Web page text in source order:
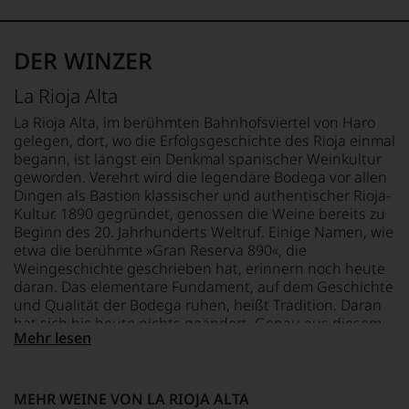
auf
hohem
sich
unsere
Weinselektion
bewegt.
Das
aber
genügt
uns
nicht
mehr.
Wir
haben
festgestellt,
dass
manch
schwer
Universität
Wisconsin.
Bedingt
durch
seinen
Vater
wandte
er
sich
aber
vor
allen
Dingen
nach
1978
zunehmend
der
Weinwelt
zu.
Schritt
hat.
hat
Kreativität
Innovationsgeist
Weinjournalismus
und
Weinbewertung
revolutioniert.
Der
studierte
Rechtsanwalt
verstand
sich
als
Sprachrohr
des
schuf
REBSORTEN
10% Graciano
TRINKTEMPERATUR
16 °C
1,5 L
DER WINZER
La Rioja Alta
La Rioja Alta, im berühmten Bahnhofsviertel von Haro
gelegen, dort, wo die Erfolgsgeschichte des Rioja einmal
begann, ist längst ein Denkmal spanischer Weinkultur
geworden. Verehrt wird die legendäre Bodega vor allen
Dingen als Bastion klassischer und authentischer Rioja-
Kultur. 1890 gegründet, genossen die Weine bereits zu
Beginn des 20. Jahrhunderts Weltruf. Einige Namen, wie
etwa die berühmte »Gran Reserva 890«, die
Weingeschichte geschrieben hat, erinnern noch heute
daran. Das elementare Fundament, auf dem Geschichte
und Qualität der Bodega ruhen, heißt Tradition. Daran
hat sich bis heute nichts geändert. Genau aus diesem
Grund sind die Weine von La Rioja Alta außerordentlich
Mehr lesen
MEHR WEINE VON LA RIOJA ALTA